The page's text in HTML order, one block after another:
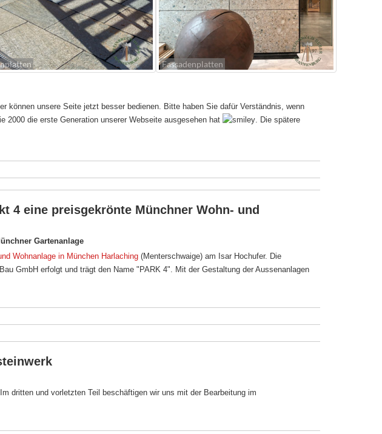
Fassadenplatten
können unsere Seite jetzt besser bedienen. Bitte haben Sie dafür Verständnis, wenn
die erste Generation unserer Webseite ausgesehen hat
. Die spätere
4 eine preisgekrönte Münchner Wohn- und
Gartenanlage
Wohnanlage in München Harlaching (Menterschwaige) am Isar Hochufer. Die
GmbH erfolgt und trägt den Name "PARK 4". Mit der Gestaltung der Aussenanlagen
dritten und vorletzten Teil beschäftigen wir uns mit der Bearbeitung im